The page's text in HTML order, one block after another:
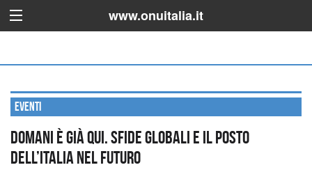
www.onuitalia.it
Eventi
Domani è già qui. Sfide globali e il posto
dell’Italia nel futuro